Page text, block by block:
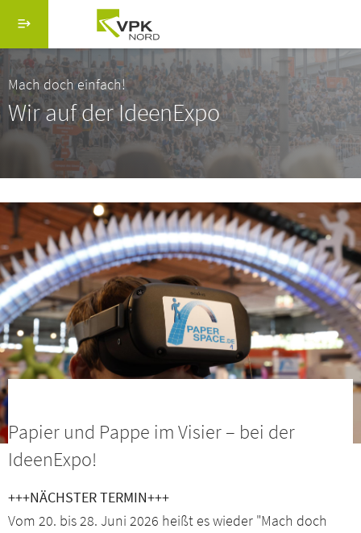
Direkt zum Inhalt
Menü schließen
Suche
Hauptmenü vpk-online.de
Startseite
Über uns
Serviceangebote
IdeenExpo
Aktuelles
Presseservice
Veranstaltungen
Downloads
Mach doch einfach!
Wir auf der IdeenExpo
Papier und Pappe im Visier – bei der
IdeenExpo!
+++NÄCHSTER TERMIN+++
Vom 20. bis 28. Juni 2026 heißt es wieder "Mach doch